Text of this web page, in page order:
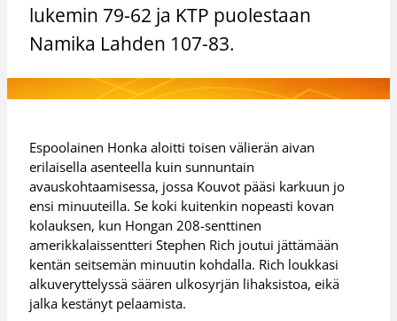
lukemin 79-62 ja KTP puolestaan
Namika Lahden 107-83.
Espoolainen Honka aloitti toisen välierän aivan
erilaisella asenteella kuin sunnuntain
avauskohtaamisessa, jossa Kouvot pääsi karkuun jo
ensi minuuteilla. Se koki kuitenkin nopeasti kovan
kolauksen, kun Hongan 208-senttinen
amerikkalaissentteri Stephen Rich joutui jättämään
kentän seitsemän minuutin kohdalla. Rich loukkasi
alkuveryttelyssä säären ulkosyrjän lihaksistoa, eikä
jalka kestänyt pelaamista.